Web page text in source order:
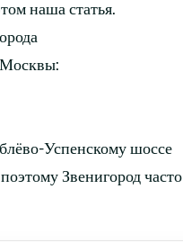
наша статья.
Москвы:
Успенскому шоссе
Звенигород